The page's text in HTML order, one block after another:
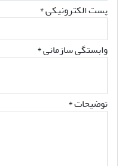
پست الکترونیکی*
وابستگی سازمانی *
توضیحات *